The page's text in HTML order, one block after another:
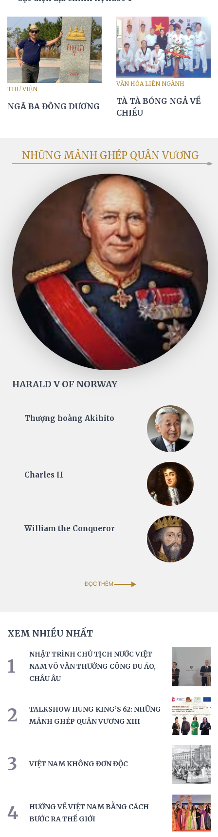
THƯ VIỆN
NGÃ BA ĐÔNG DƯƠNG
VĂN HÓA LIÊN NGÀNH
TÀ TÀ BÓNG NGẢ VỀ
CHIỀU
NHỮNG MẢNH GHÉP QUÂN VƯƠNG
HARALD V OF NORWAY
Thượng hoàng Akihito
Charles II
William the Conqueror
ĐỌC THÊM
XEM NHIỀU NHẤT
1
NHẬT TRÌNH CHỦ TỊCH NƯỚC VIỆT
NAM VÕ VĂN THƯỞNG CÔNG DU ÁO,
CHÂU ÂU
2
TALKSHOW HUNG KING’S 62: NHỮNG
MẢNH GHÉP QUÂN VƯƠNG XIII
3 VIỆT NAM KHÔNG ĐƠN ĐỘC
4
HƯỚNG VỀ VIỆT NAM BẰNG CÁCH
BƯỚC RA THẾ GIỚI